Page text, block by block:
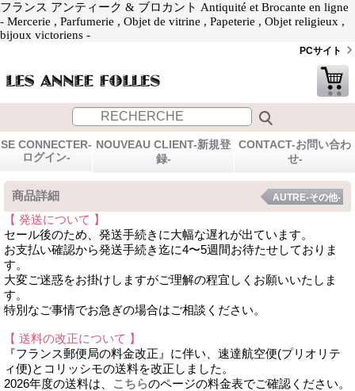
フランス アンティーク & ブロカント Antiquité et Brocante en ligne
- Mercerie , Parfumerie , Objet de vitrine , Papeterie , Objet religieux ,
bijoux victoriens -
PCサイト
SE CONNECTER-
ログイン-
NOUVEAU CLIENT-新規登
録-
CONTACT-お問い合わ
せ-
商品詳細 AUTRE-その他-
【 発送について 】
セール後のため、発送手続きに大幅な遅れが出ています。
お支払い確認から発送手続き迄に4〜5週間お待たせしておりま
す。
大変ご迷惑をお掛けしますがご理解の程宜しくお願いいたしま
す。
特別なご事情でお急ぎの場合はご相談ください。
【 送料の改正について 】
『フランス郵便局の料金改正』に伴い、速達航空便(プリオリテ
ィ便)とコリッシモの送料を改正しました。
2026年度の送料は、
こちらのページの料金表でご確認ください。